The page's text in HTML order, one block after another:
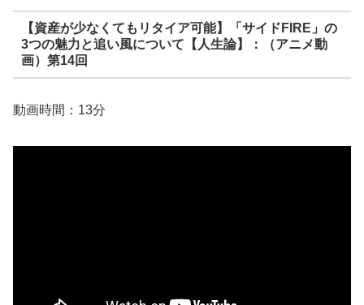
【資産が少なくてもリタイア可能】「サイドFIRE」の
3つの魅力と追い風について【人生論】：（アニメ動
画）第14回
動画時間：13分